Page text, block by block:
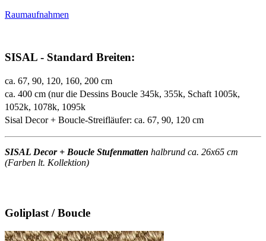
Raumaufnahmen
SISAL - Standard Breiten:
ca. 67, 90, 120, 160, 200 cm
ca. 400 cm (nur die Dessins Boucle 345k, 355k, Schaft 1005k,
1052k, 1078k, 1095k
Sisal Decor + Boucle-Streifläufer: ca. 67, 90, 120 cm
SISAL Decor + Boucle Stufenmatten halbrund ca. 26x65 cm
(Farben lt. Kollektion)
Goliplast / Boucle